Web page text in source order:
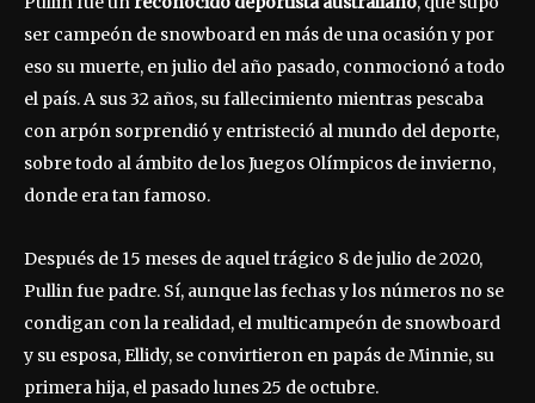
ser campeón de snowboard en más de una ocasión y por
eso su muerte, en julio del año pasado, conmocionó a todo
el país. A sus 32 años, su fallecimiento mientras pescaba
con arpón sorprendió y entristeció al mundo del deporte,
sobre todo al ámbito de los Juegos Olímpicos de invierno,
donde era tan famoso.
Después de 15 meses de aquel trágico 8 de julio de 2020,
Pullin fue padre. Sí, aunque las fechas y los números no se
condigan con la realidad, el multicampeón de snowboard
y su esposa, Ellidy, se convirtieron en papás de Minnie, su
primera hija, el pasado lunes 25 de octubre.